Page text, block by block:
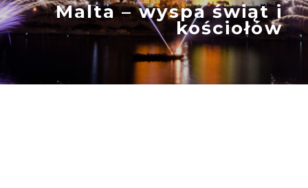
Malta – wyspa świąt i
kościołów